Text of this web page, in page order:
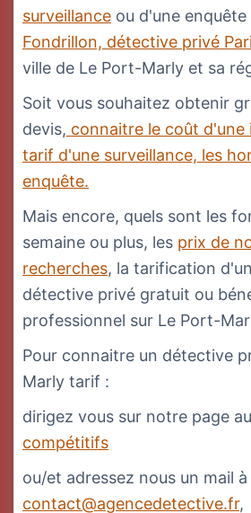
surveillance ou d'une enquête
Fondrillon, détective privé
ville de Le Port-Marly et sa
Soit vous souhaitez obtenir
devis, connaitre le coût d'une
tarif d'une surveillance, les
enquête.
Mais encore, quels sont les
semaine ou plus, les prix de
recherches, la tarification
détective privé gratuit ou
professionnel sur Le Port-
Pour connaitre un détective
Marly tarif :
dirigez vous sur notre page
compétitifs
ou/et adressez nous un mail à
contact@agencedetective.fr,